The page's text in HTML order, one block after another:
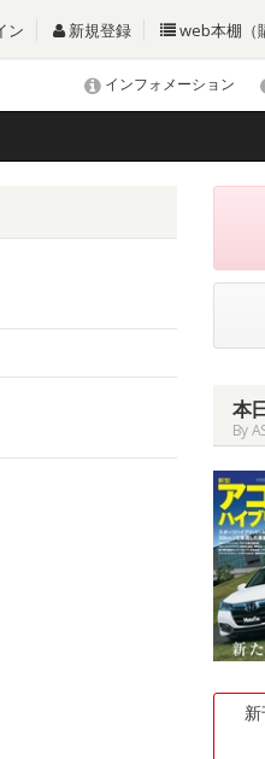
ン 新規登録 web本棚（
インフォメーション
本
By